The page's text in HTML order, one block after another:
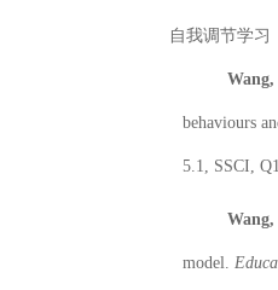
自我调节学习
Wang,
behaviours
5.1, SSCI,
Wang,
model.